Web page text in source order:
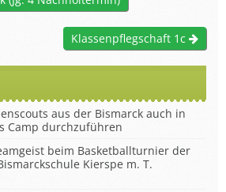
Klassenpflegschaft 1c
aus der Bismarck auch in
Camp durchzuführen
beim Basketballturnier der
Kierspe m. T.